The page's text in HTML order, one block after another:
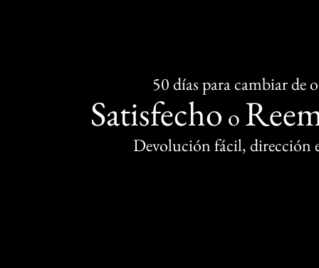
50 días para cambiar de
Satisfecho o
Devolución fácil, dirección